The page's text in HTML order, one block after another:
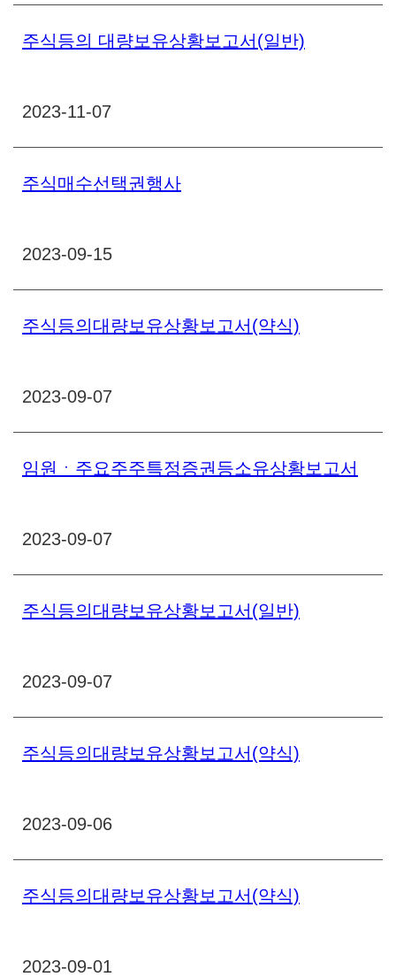
주식등의 대량보유상황보고서(일반)
2023-11-07
주식매수선택권행사
2023-09-15
주식등의대량보유상황보고서(약식)
2023-09-07
임원ㆍ주요주주특정증권등소유상황보고서
2023-09-07
주식등의대량보유상황보고서(일반)
2023-09-07
주식등의대량보유상황보고서(약식)
2023-09-06
주식등의대량보유상황보고서(약식)
2023-09-01